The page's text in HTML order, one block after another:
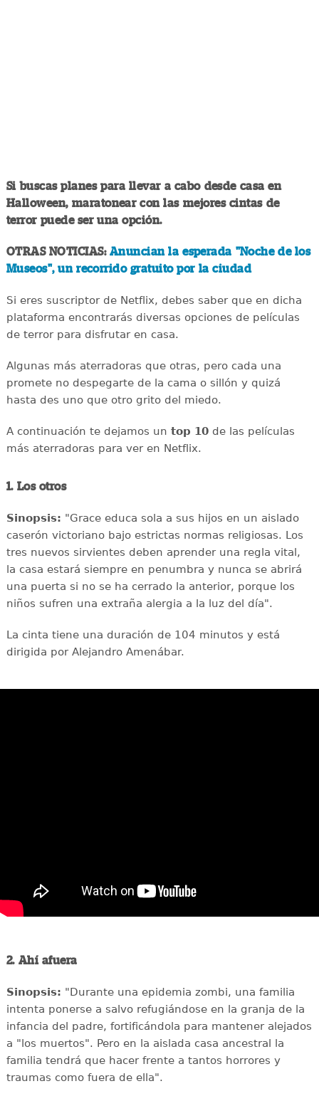
Si buscas planes para llevar a cabo desde casa en
Halloween, maratonear con las mejores cintas de
terror puede ser una opción.
OTRAS NOTICIAS: Anuncian la esperada "Noche de los
Museos", un recorrido gratuito por la ciudad
Si eres suscriptor de Netflix, debes saber que en dicha
plataforma encontrarás diversas opciones de películas
de terror para disfrutar en casa.
Algunas más aterradoras que otras, pero cada una
promete no despegarte de la cama o sillón y quizá
hasta des uno que otro grito del miedo.
A continuación te dejamos un top 10de las películas
más aterradoras para ver en Netflix.
1. Los otros
Sinopsis: "Grace educa sola a sus hijos en un aislado
caserón victoriano bajo estrictas normas religiosas. Los
tres nuevos sirvientes deben aprender una regla vital,
la casa estará siempre en penumbra y nunca se abrirá
una puerta si no se ha cerrado la anterior, porque los
niños sufren una extraña alergia a la luz del día".
La cinta tiene una duración de 104 minutos y está
dirigida por Alejandro Amenábar.
2. Ahí afuera
Sinopsis: "Durante una epidemia zombi, una familia
intenta ponerse a salvo refugiándose en la granja de la
infancia del padre, fortificándola para mantener alejados
a "los muertos". Pero en la aislada casa ancestral la
familia tendrá que hacer frente a tantos horrores y
traumas como fuera de ella".